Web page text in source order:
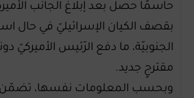
حاسمًا حصل بعد إبلاغ الجانب
بقصف الكيان الإسرائيليّ في حال
الجنوبيّة، ما دفع الرّئيس الأميركيّ
مقترحٍ جديد.
وبحسب المعلومات نفسها، تضمّن